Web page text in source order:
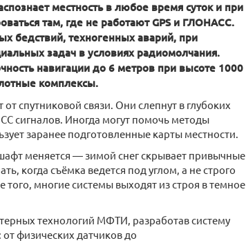
ет местность в любое время суток и при
там, где не работают GPS и ГЛОНАСС.
бедствий, техногенных аварий, при
задач в условиях радиомолчания.
навигации до 6 метров при высоте 1000
комплексы.
спутниковой связи. Они слепнут в глубоких
сигналов. Иногда могут помочь методы
заранее подготовленные карты местности.
меняется — зимой снег скрывает привычные
когда съёмка ведется под углом, а не строго
многие системы выходят из строя в темное
технологий МФТИ, разработав систему
физических датчиков до